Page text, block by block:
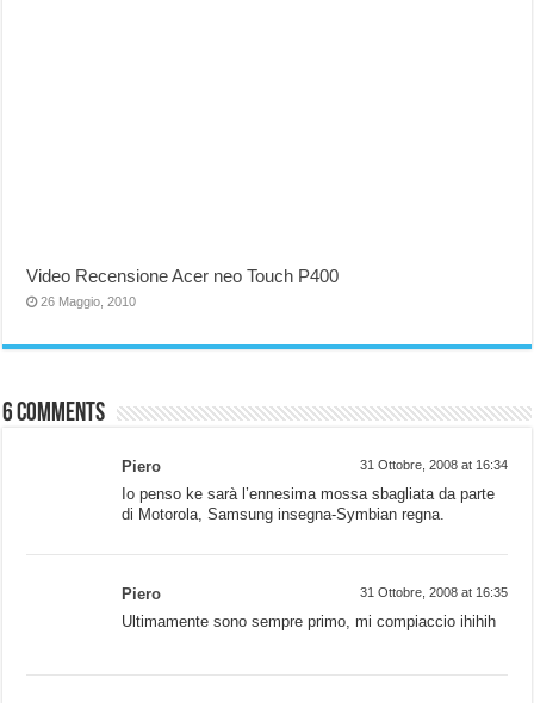
Video Recensione Acer neo Touch P400
26 Maggio, 2010
6 comments
Piero 31 Ottobre, 2008 at 16:34
Io penso ke sarà l’ennesima mossa sbagliata da parte
di Motorola, Samsung insegna-Symbian regna.
Piero 31 Ottobre, 2008 at 16:35
Ultimamente sono sempre primo, mi compiaccio ihihih